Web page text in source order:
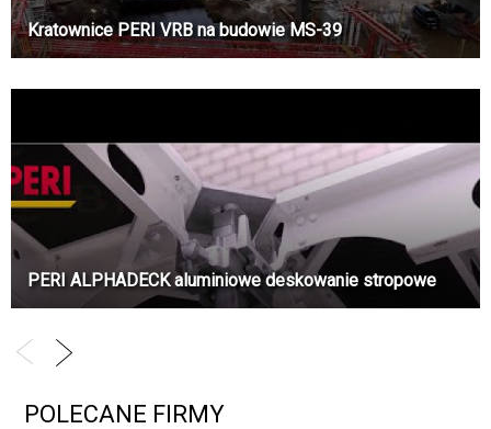
Kratownice PERI VRB na budowie MS-39
PERI ALPHADECK aluminiowe deskowanie stropowe
POLECANE FIRMY